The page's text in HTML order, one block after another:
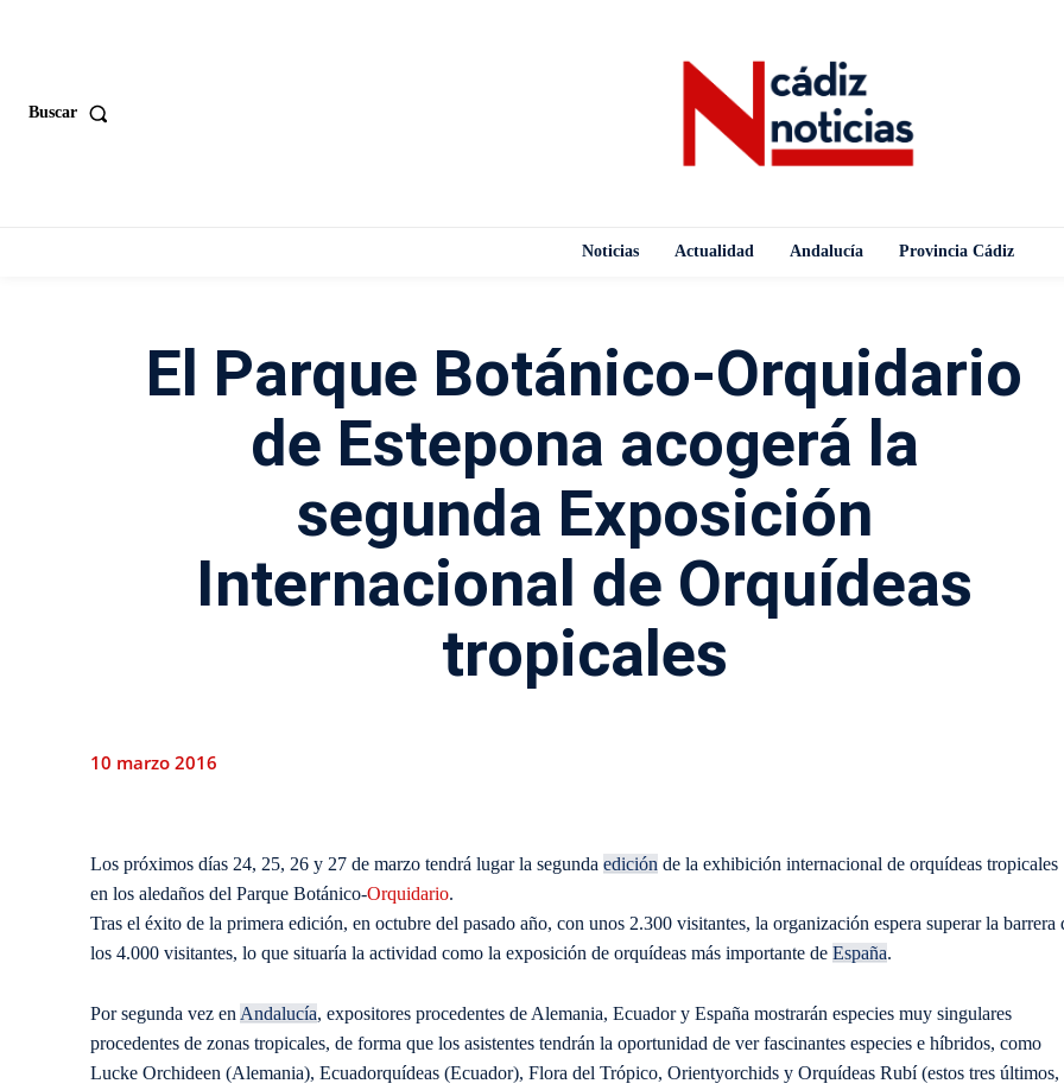
Buscar
Noticias Actualidad Andalucía Provincia Cádiz
El Parque Botánico-Orquidario
de Estepona acogerá la
segunda Exposición
Internacional de Orquídeas
tropicales
10 marzo 2016
Los próximos días 24, 25, 26 y 27 de marzo tendrá lugar la segunda edición de la exhibición internacional de orquídeas tropicales
en los aledaños del Parque Botánico-Orquidario.
Tras el éxito de la primera edición, en octubre del pasado año, con unos 2.300 visitantes, la organización espera superar la barrera
los 4.000 visitantes, lo que situaría la actividad como la exposición de orquídeas más importante de España.
Por segunda vez en Andalucía, expositores procedentes de Alemania, Ecuador y España mostrarán especies muy singulares
procedentes de zonas tropicales, de forma que los asistentes tendrán la oportunidad de ver fascinantes especies e híbridos, como
Lucke Orchideen (Alemania), Ecuadorquídeas (Ecuador), Flora del Trópico, Orientyorchids y Orquídeas Rubí (estos tres últimos,